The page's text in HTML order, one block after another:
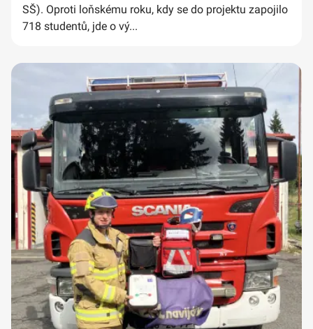
SŠ). Oproti loňskému roku, kdy se do projektu zapojilo
718 studentů, jde o vý...